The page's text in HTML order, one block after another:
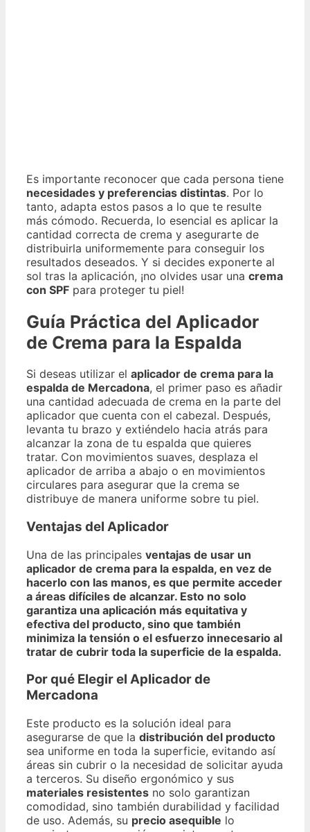
Es importante reconocer que cada persona tiene
necesidades y preferencias distintas. Por lo
tanto, adapta estos pasos a lo que te resulte
más cómodo. Recuerda, lo esencial es aplicar la
cantidad correcta de crema y asegurarte de
distribuirla uniformemente para conseguir los
resultados deseados. Y si decides exponerte al
sol tras la aplicación, ¡no olvides usar una crema
con SPF para proteger tu piel!
Guía Práctica del Aplicador
de Crema para la Espalda
Si deseas utilizar el aplicador de crema para la
espalda de Mercadona, el primer paso es añadir
una cantidad adecuada de crema en la parte del
aplicador que cuenta con el cabezal. Después,
levanta tu brazo y extiéndelo hacia atrás para
alcanzar la zona de tu espalda que quieres
tratar. Con movimientos suaves, desplaza el
aplicador de arriba a abajo o en movimientos
circulares para asegurar que la crema se
distribuye de manera uniforme sobre tu piel.
Ventajas del Aplicador
Una de las principales ventajas de usar un
aplicador de crema para la espalda, en vez de
hacerlo con las manos, es que permite acceder
a áreas difíciles de alcanzar. Esto no solo
garantiza una aplicación más equitativa y
efectiva del producto, sino que también
minimiza la tensión o el esfuerzo innecesario al
tratar de cubrir toda la superficie de la espalda.
Por qué Elegir el Aplicador de
Mercadona
Este producto es la solución ideal para
asegurarse de que la distribución del producto
sea uniforme en toda la superficie, evitando así
áreas sin cubrir o la necesidad de solicitar ayuda
a terceros. Su diseño ergonómico y sus
materiales resistentes no solo garantizan
comodidad, sino también durabilidad y facilidad
de uso. Además, su precio asequible lo